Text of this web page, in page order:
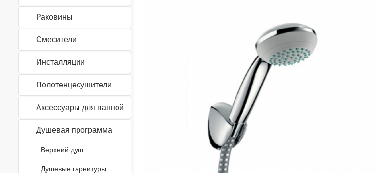
Раковины
Смесители
Инсталляции
Полотенцесушители
Аксессуары для ванной
Душевая программа
Верхний душ
Душевые гарнитуры